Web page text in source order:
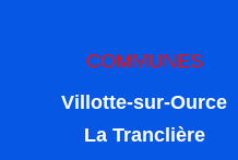
COMMUNES
Villotte-sur-Ource
La Tranclière